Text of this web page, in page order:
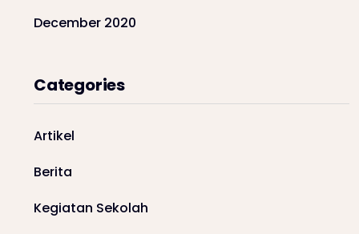
December 2020
Categories
Artikel
Berita
Kegiatan Sekolah